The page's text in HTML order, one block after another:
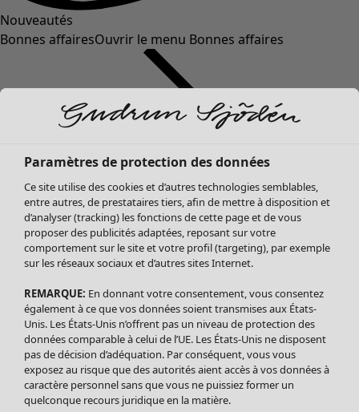
Nouveautés
Bonnes affairesOuvrir le menu Bonnes affaires
Soldes Vêtements
Tous les vêtements
Robes
Tuniques
Blouses
Tops
Gilets
Pantalon
Jupes
Paramètres de protection des données
Ce site utilise des cookies et d’autres technologies semblables,
entre autres, de prestataires tiers, afin de mettre à disposition et
d’analyser (tracking) les fonctions de cette page et de vous
proposer des publicités adaptées, reposant sur votre
comportement sur le site et votre profil (targeting), par exemple
sur les réseaux sociaux et d’autres sites Internet.
REMARQUE: En donnant votre consentement, vous consentez
également à ce que vos données soient transmises aux États-
Unis. Les États-Unis n’offrent pas un niveau de protection des
données comparable à celui de l’UE. Les États-Unis ne disposent
pas de décision d’adéquation. Par conséquent, vous vous
exposez au risque que des autorités aient accès à vos données à
caractère personnel sans que vous ne puissiez former un
quelconque recours juridique en la matière.